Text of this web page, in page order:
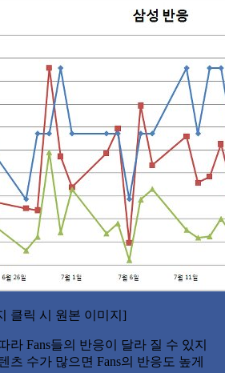
클릭 시 원본 이미지]
라 Fans들의 반응이 달라 질 수 있지
츠 수가 많으면 Fans의 반응도 높게